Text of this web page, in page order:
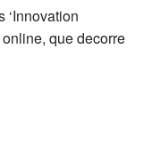
‘Innovation
que decorre